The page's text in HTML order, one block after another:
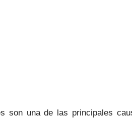
son una de las principales